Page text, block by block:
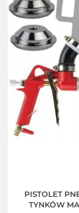
PISTOLET
TYNKÓW